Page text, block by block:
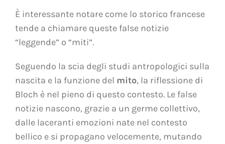
È interessante notare come lo storico francese
tende a chiamare queste false notizie
“leggende” o “miti”.
Seguendo la scia degli studi antropologici sulla
nascita e la funzione del mito, la riflessione di
Bloch è nel pieno di questo contesto. Le false
notizie nascono, grazie a un germe collettivo,
dalle laceranti emozioni nate nel contesto
bellico e si propagano velocemente, mutando